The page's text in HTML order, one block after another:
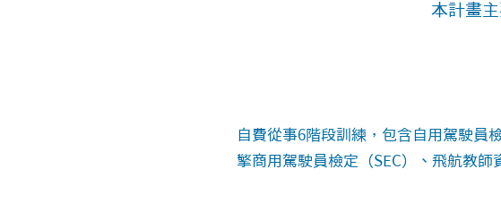
本計畫
自費從事6階段訓練，包含自用駕駛員
擎商用駕駛員檢定（SEC）、飛航教師